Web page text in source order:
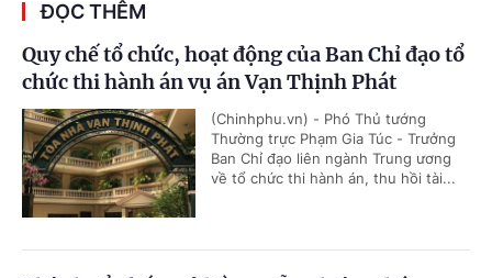
ĐỌC THÊM
Quy chế tổ chức, hoạt động của Ban Chỉ đạo tổ
chức thi hành án vụ án Vạn Thịnh Phát
(Chinhphu.vn) - Phó Thủ tướng
Thường trực Phạm Gia Túc - Trưởng
Ban Chỉ đạo liên ngành Trung ương
về tổ chức thi hành án, thu hồi tài...